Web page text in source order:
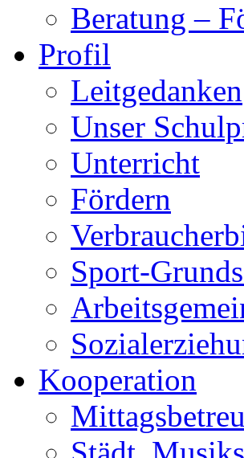
Beratung –
Profil
Leitgedanken
Unser
Unterricht
Fördern
Sport-
Kooperation